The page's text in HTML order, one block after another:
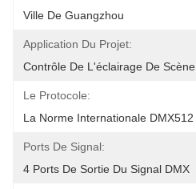
Ville De Guangzhou
Application Du Projet:
Contrôle De L'éclairage De Scène
Le Protocole:
La Norme Internationale DMX512
Ports De Signal:
4 Ports De Sortie Du Signal DMX